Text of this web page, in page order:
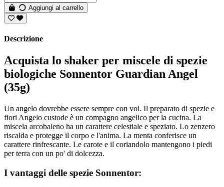
Aggiungi al carrello
Descrizione
Acquista lo shaker per miscele di spezie
biologiche Sonnentor Guardian Angel
(35g)
Un angelo dovrebbe essere sempre con voi. Il preparato di spezie e
fiori Angelo custode è un compagno angelico per la cucina. La
miscela arcobaleno ha un carattere celestiale e speziato. Lo zenzero
riscalda e protegge il corpo e l'anima. La menta conferisce un
carattere rinfrescante. Le carote e il coriandolo mantengono i piedi
per terra con un po' di dolcezza.
I vantaggi delle spezie Sonnentor: